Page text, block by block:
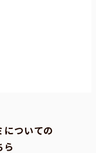
についての
ら